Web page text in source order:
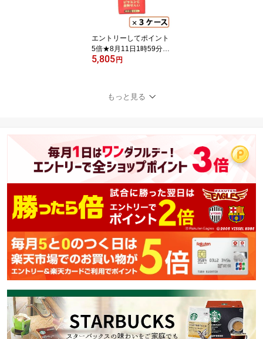
エントリーしてポイント
5倍★8月11日1時59分ま
で！タマノイ はちみつ黒
イ酢【送料無料(一部地域
を除く)】
5,805 円
もっと見る